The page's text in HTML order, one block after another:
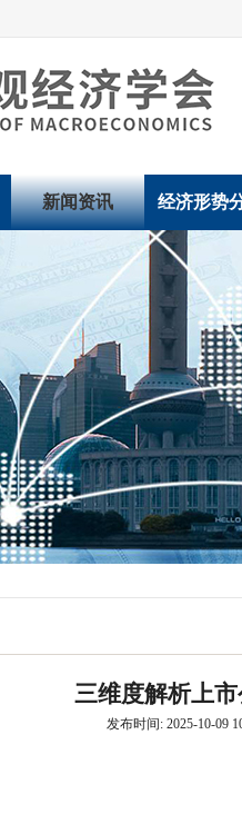
新闻资讯
党建动态
学会动态
会员动态
地方动态
经济形势
经济数据
数说经济
经济运行与
产业发展
创新高技术
行
贸易与流
三维度解析上
发布时间: 2025-10-09